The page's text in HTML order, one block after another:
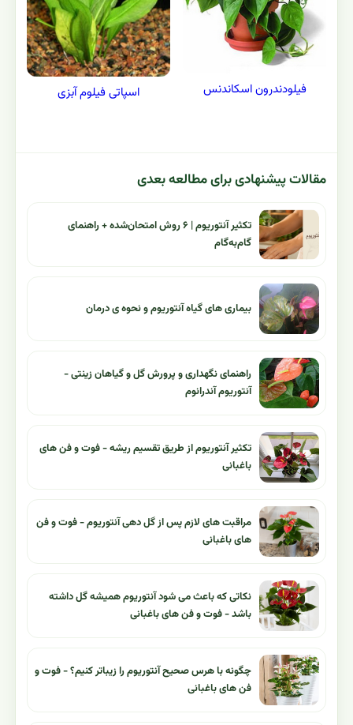
فیلودندرون اسکاندنس اسپاتی فیلوم آبزی
مقالات پیشنهادی برای مطالعه بعدی
تکثیر آنتوریوم | ۶ روش امتحان‌شده + راهنمای
گام‌به‌گام
بیماری های گیاه آنتوریوم و نحوه ی درمان
راهنمای نگهداری و پرورش گل و گیاهان زینتی -
آنتوریوم آندرانوم
تکثیر آنتوریوم از طریق تقسیم ریشه - فوت و فن های
باغبانی
مراقبت های لازم پس از گل دهی آنتوریوم - فوت و فن
های باغبانی
نکاتی که باعث می شود آنتوریوم همیشه گل داشته
باشد - فوت و فن های باغبانی
چگونه با هرس صحیح آنتوریوم را زیباتر کنیم؟ - فوت و
فن های باغبانی